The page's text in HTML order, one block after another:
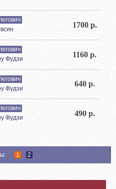
1700 р.
Фудзи
1160 р.
Фудзи
640 р.
Фудзи
490 р.
1 2